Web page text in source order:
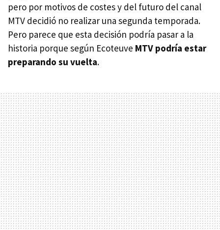
pero por motivos de costes y del futuro del canal
MTV decidió no realizar una segunda temporada.
Pero parece que esta decisión podría pasar a la
historia porque según Ecoteuve MTV podría estar
preparando su vuelta.